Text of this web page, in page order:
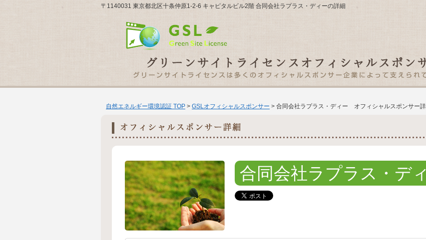
〒1140031 東京都北区十条仲原1-2-6 キャピタルビル2階 合同会社ラプラス・ディーの詳細
自然エネルギー環境認証 TOP > GSLオフィシャルスポンサー > 合同会社ラプラス・ディー オフィシャルスポンサー
合同会社ラプラス・デ